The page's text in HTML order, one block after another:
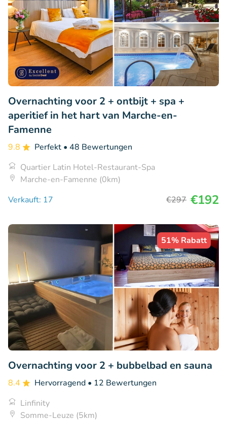
Overnachting voor 2 + ontbijt + spa +
aperitief in het hart van Marche-en-
Famenne
9.8 Perfekt • 48 Bewertungen
Quartier Latin Hotel-Restaurant-Spa
Marche-en-Famenne (0km)
Verkauft: 17
€297 €192
51% Rabatt
Overnachting voor 2 + bubbelbad en sauna
8.4 Hervorragend • 12 Bewertungen
Linfinity
Somme-Leuze (5km)